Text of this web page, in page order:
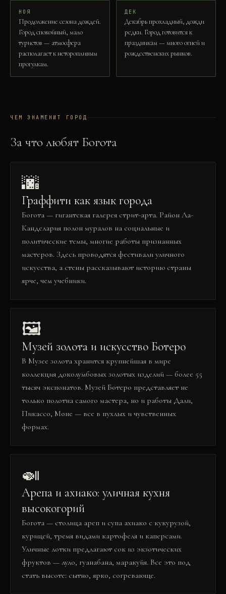
НОЯ
Продолжение сезона дождей.
Город спокойный, мало
туристов — атмосфера
располагает к неторопливым
прогулкам.
ДЕК
Декабрь прохладный, дожди
редки. Город готовится к
праздникам — много огней и
рождественских рынков.
ЧЕМ ЗНАМЕНИТ ГОРОД
За что любят Богота
🌆
Граффити как язык города
Богота — гигантская галерея стрит-арта. Район Ла-
Канделария полон муралов на социальные и
политические темы, многие работы признанных
мастеров. Здесь проводятся фестивали уличного
искусства, а стены рассказывают историю страны
ярче, чем учебники.
🖼️
Музей золота и искусство Ботеро
В Музее золота хранится крупнейшая в мире
коллекция доколумбовых золотых изделий — более 55
тысяч экспонатов. Музей Ботеро представляет не
только полотна самого мастера, но и работы Дали,
Пикассо, Моне — все в пухлых и чувственных
формах.
🍛
Арепа и ахиако: уличная кухня
высокогорий
Богота — столица ареп и супа ахиако с кукурузой,
курицей, тремя видами картофеля и каперсами.
Уличные лотки предлагают сок из экзотических
фруктов — луло, гуанабана, маракуйя. Все это под
стать высоте: сытно, ярко, согревающе.